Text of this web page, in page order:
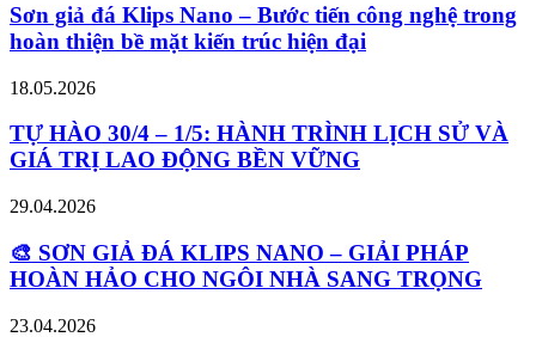
Sơn giả đá Klips Nano – Bước tiến công nghệ trong
hoàn thiện bề mặt kiến trúc hiện đại
18.05.2026
TỰ HÀO 30/4 – 1/5: HÀNH TRÌNH LỊCH SỬ VÀ
GIÁ TRỊ LAO ĐỘNG BỀN VỮNG
29.04.2026
🎨 SƠN GIẢ ĐÁ KLIPS NANO – GIẢI PHÁP
HOÀN HẢO CHO NGÔI NHÀ SANG TRỌNG
23.04.2026